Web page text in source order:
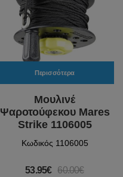
Περισσότερα
Μουλινέ
Ψαροτούφεκου Mares
Strike 1106005
Κωδικός 1106005
53.95€ 60.00€